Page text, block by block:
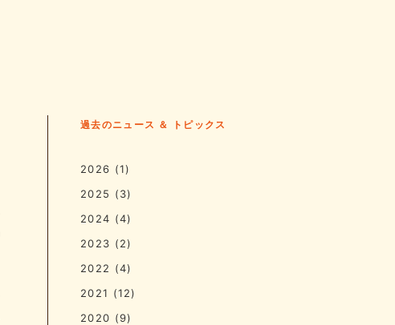
過去のニュース ＆ トピックス
2026 (1)
2025 (3)
2024 (4)
2023 (2)
2022 (4)
2021 (12)
2020 (9)